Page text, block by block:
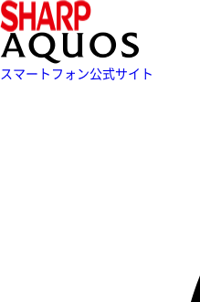
スマートフォン公式サイト